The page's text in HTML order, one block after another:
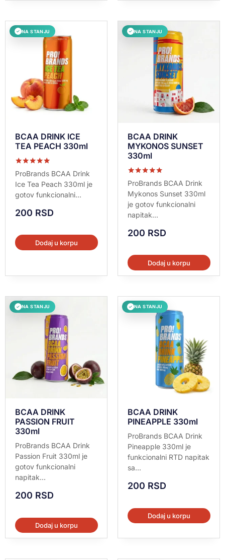
✓ NA STANJU
BCAA DRINK ICE
TEA PEACH 330ml
Ocenjeno sa
5.00
od 5
ProBrands BCAA Drink
Ice Tea Peach 330ml je
gotov funkcionalni...
200 RSD
Dodaj u korpu
✓ NA STANJU
BCAA DRINK
MYKONOS SUNSET
330ml
Ocenjeno sa
5.00
od 5
ProBrands BCAA Drink
Mykonos Sunset 330ml
je gotov funkcionalni
napitak...
200 RSD
Dodaj u korpu
✓ NA STANJU
BCAA DRINK
PASSION FRUIT
330ml
ProBrands BCAA Drink
Passion Fruit 330ml je
gotov funkcionalni
napitak...
200 RSD
Dodaj u korpu
✓ NA STANJU
BCAA DRINK
PINEAPPLE 330ml
ProBrands BCAA Drink
Pineapple 330ml je
funkcionalni RTD napitak
sa...
200 RSD
Dodaj u korpu